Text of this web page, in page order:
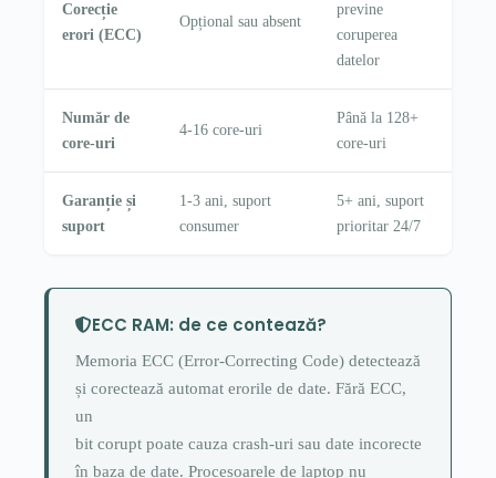
Corecție
erori (ECC)
Opțional sau absent
previne
coruperea
datelor
Număr de
core-uri
4-16 core-uri
Până la 128+
core-uri
Garanție și
suport
1-3 ani, suport
consumer
5+ ani, suport
prioritar 24/7
ECC RAM: de ce contează?
Memoria ECC (Error-Correcting Code) detectează
și corectează automat erorile de date. Fără ECC,
un
bit corupt poate cauza crash-uri sau date incorecte
în baza de date. Procesoarele de laptop nu